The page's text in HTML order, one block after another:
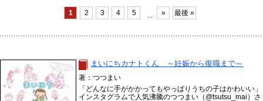
1 2 3 4 5 » 最後 »
まいにちカナトくん ～妊娠から復職まで～
著：つつまい
「どんなに手がかかってもやっぱりうちの子はかわいい」
インスタグラムで人気沸騰のつつまい（@tsutsu_mai）さ